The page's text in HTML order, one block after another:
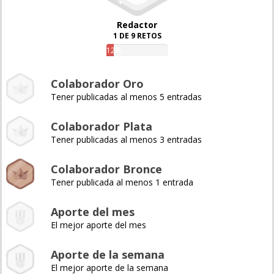
Redactor
1 DE 9 RETOS
12%
Colaborador Oro
Tener publicadas al menos 5 entradas
Colaborador Plata
Tener publicadas al menos 3 entradas
Colaborador Bronce
Tener publicada al menos 1 entrada
Aporte del mes
El mejor aporte del mes
Aporte de la semana
El mejor aporte de la semana